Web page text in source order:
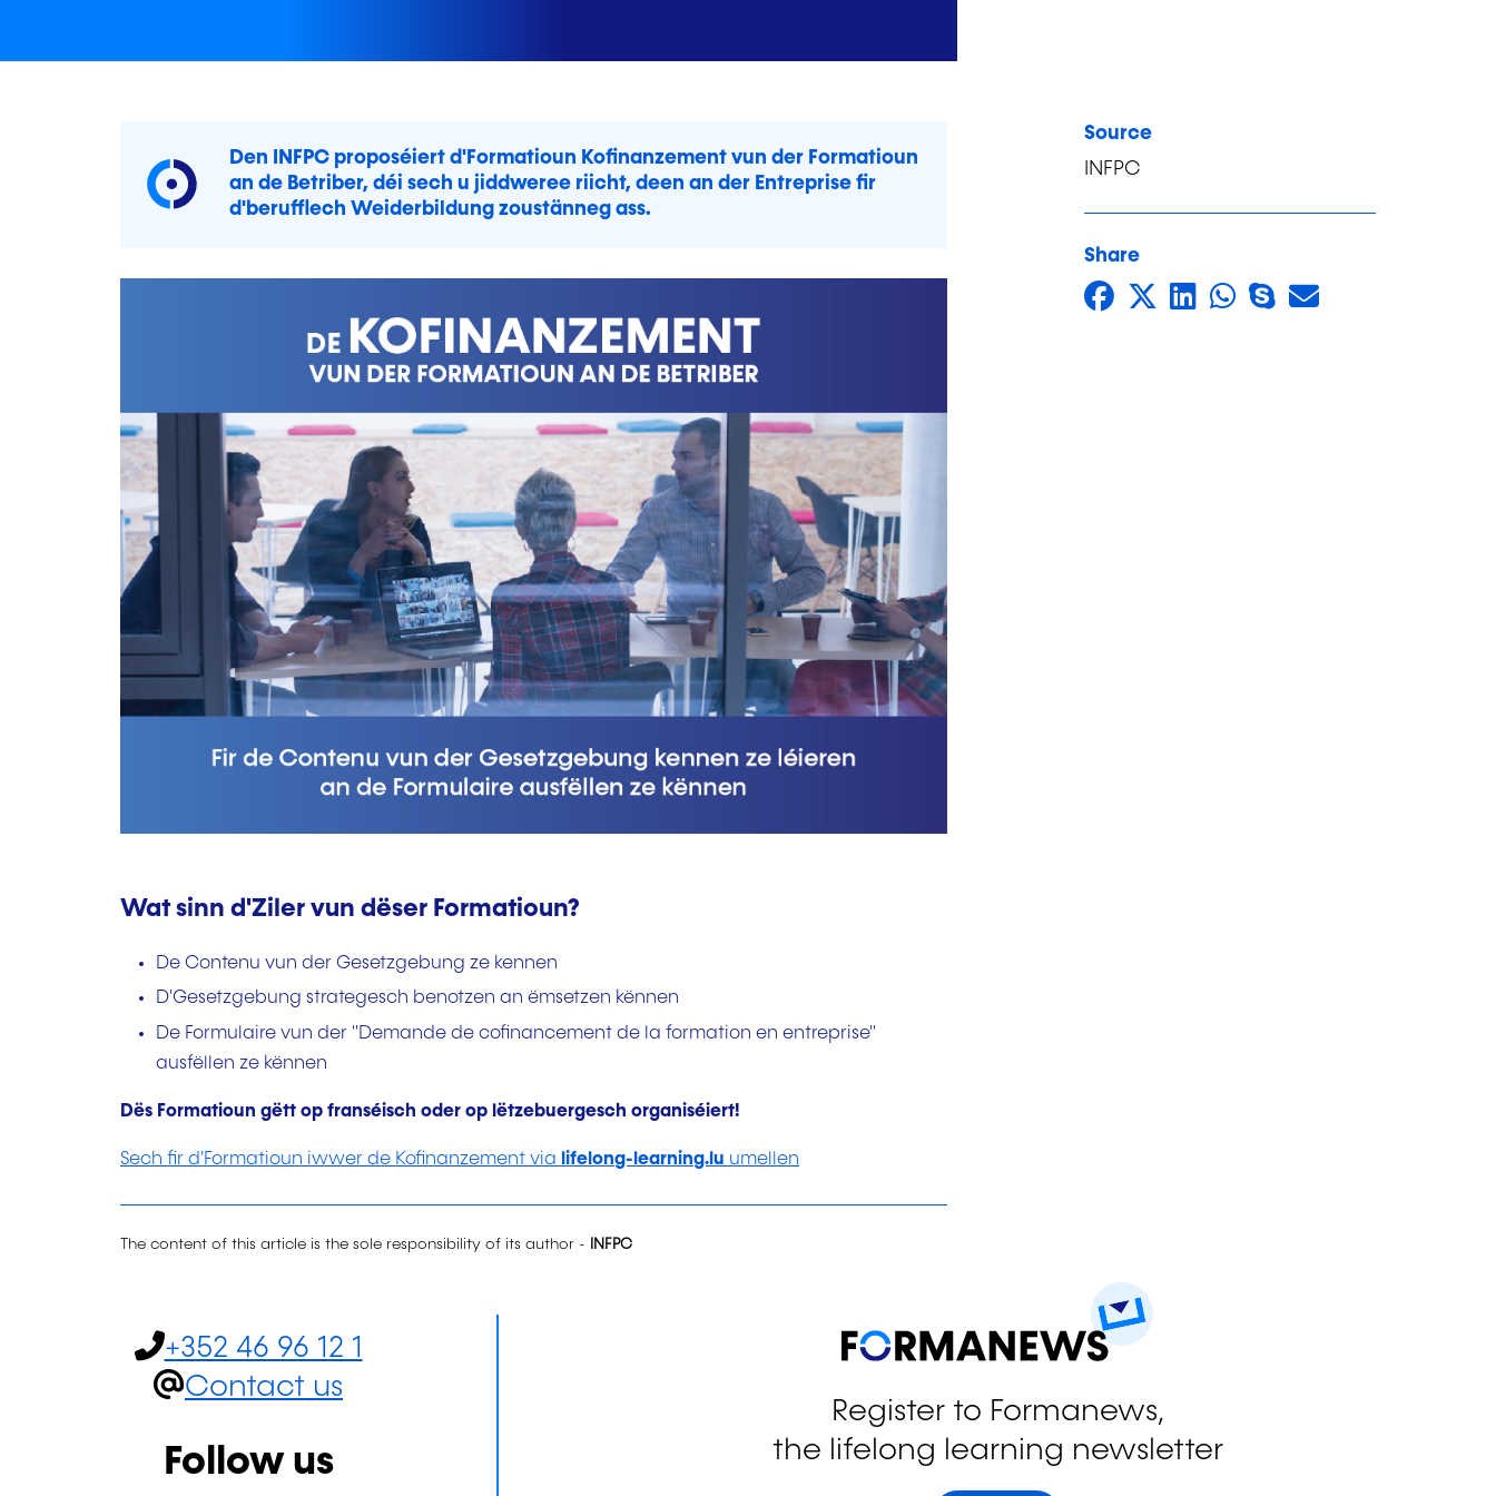
Den INFPC proposéiert d'Formatioun Kofinanzement vun der Formatioun
an de Betriber, déi sech u jiddweree riicht, deen an der Entreprise fir
d'berufflech Weiderbildung zoustänneg ass.
Wat sinn d'Ziler vun dëser Formatioun?
De Contenu vun der Gesetzgebung ze kennen
D'Gesetzgebung strategesch benotzen an ëmsetzen kënnen
De Formulaire vun der "Demande de cofinancement de la formation en entreprise"
ausfëllen ze kënnen
Dës Formatioun gëtt op franséisch oder op lëtzebuergesch organiséiert!
Sech fir d'Formatioun iwwer de Kofinanzement via lifelong-learning.lu umellen
The content of this article is the sole responsibility of its author - INFPC
Source
INFPC
Share
Share on Facebook
Share on Twitter
Share on LinkedIn
Share on
Share on
Share by
+352 46 96 12 1
Contact us
Follow us
Register to Formanews,
the lifelong learning newsletter